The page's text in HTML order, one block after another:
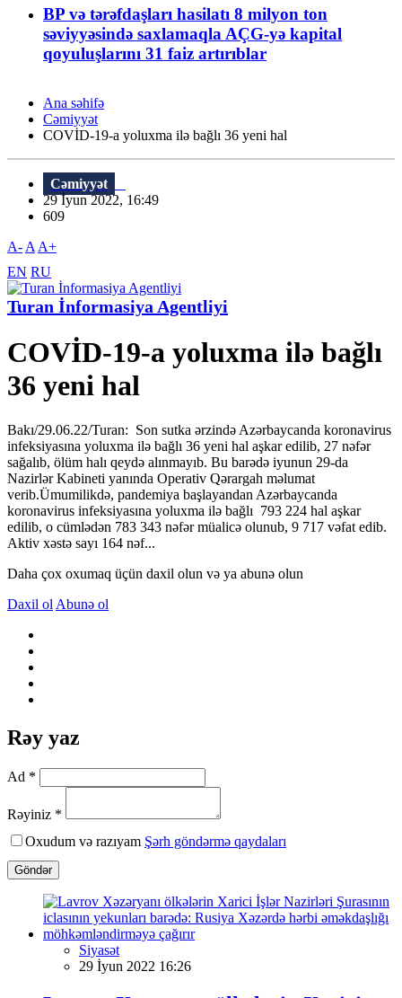
BP və tərəfdaşları hasilatı 8 milyon ton
səviyyəsində saxlamaqla AÇG-yə kapital
qoyuluşlarını 31 faiz artırıblar
Ana səhifə
Cəmiyyət
COVİD-19-a yoluxma ilə bağlı 36 yeni hal
Cəmiyyət
29 İyun 2022, 16:49
609
A- A A+
EN RU
Turan İnformasiya Agentliyi
COVİD-19-a yoluxma ilə bağlı
36 yeni hal
Bakı/29.06.22/Turan: Son sutka ərzində Azərbaycanda koronavirus
infeksiyasına yoluxma ilə bağlı 36 yeni hal aşkar edilib, 27 nəfər
sağalıb, ölüm halı qeydə alınmayıb. Bu barədə iyunun 29-da
Nazirlər Kabineti yanında Operativ Qərargah məlumat
verib.Ümumilikdə, pandemiya başlayandan Azərbaycanda
koronavirus infeksiyasına yoluxma ilə bağlı 793 224 hal aşkar
edilib, o cümlədən 783 343 nəfər müalicə olunub, 9 717 vəfat edib.
Aktiv xəstə sayı 164 nəf...
Daha çox oxumaq üçün daxil olun və ya abunə olun
Daxil ol Abunə ol
Rəy yaz
Ad *
Rəyiniz *
Oxudum və razıyam Şərh göndərmə qaydaları
Göndər
Siyasət
29 İyun 2022 16:26